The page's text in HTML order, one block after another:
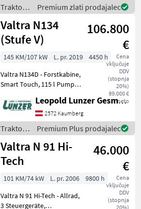
krmilnih eno
Traktor /
Valtra
Premium zlati prodajalec
Valtra N134
(Stufe V)
106.800
€
Cena
vključuje
DDV
(stopnja
20%)
89.000 €
neto
145 KM/107 kW L. pr. 2019
4450 h
Valtra N134D - Forstkabine,
Smart Touch, 115 l Pumpe,
vorne, 2 Rundumleuchten.
pogon: štirikolesni pogon,
brezstopenjski menjalnik,
število vrt
Leopold Lunzer GesmbH
2572 Kaumberg
Traktor /
Valtra
Premium Plus prodajalec
Valtra N 91 Hi-
Tech
46.000
€
Cena
vključuje
DDV
(stopnja
20%)
101 KM/74 kW L. pr. 2006
9800 h
Valtra N 91 Hi-Tech - Allrad,
3 Steuergeräte,